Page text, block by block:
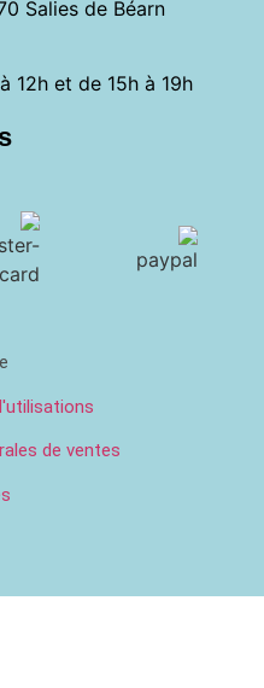
Salies de Béarn
12h et de 15h à 19h
de ventes